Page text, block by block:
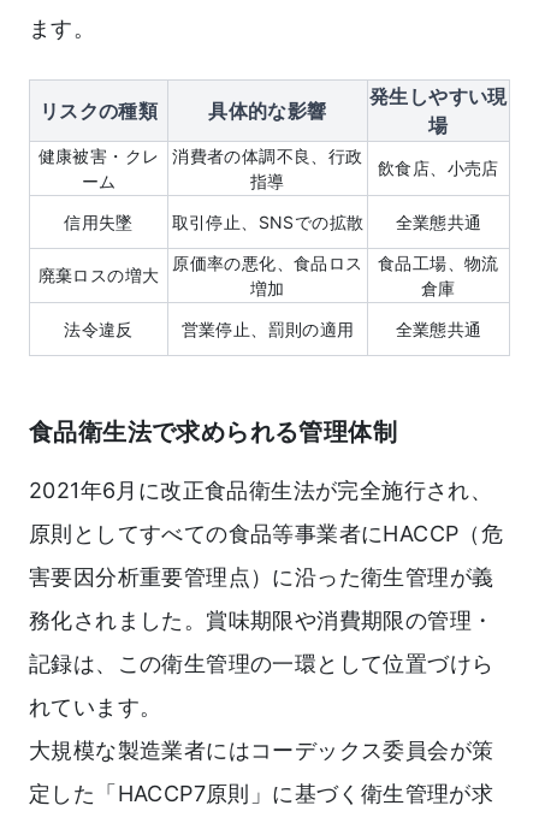
ます。
リスクの種類 具体的な影響
発生しやすい現
場
健康被害・クレ
ーム
消費者の体調不良、行政
指導
飲食店、小売店
信用失墜 取引停止、SNSでの拡散 全業態共通
廃棄ロスの増大
原価率の悪化、食品ロス
増加
食品工場、物流
倉庫
法令違反
営業停止、罰則の適用 全業態共通
食品衛生法で求められる管理体制
2021年6月に改正食品衛生法が完全施行され、
原則としてすべての食品等事業者にHACCP（危
害要因分析重要管理点）に沿った衛生管理が義
務化されました。賞味期限や消費期限の管理・
記録は、この衛生管理の一環として位置づけら
れています。
大規模な製造業者にはコーデックス委員会が策
定した「HACCP7原則」に基づく衛生管理が求